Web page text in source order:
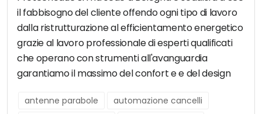
il fabbisogno del cliente offendo ogni tipo di lavoro
dalla ristrutturazione al efficientamento energetico
grazie al lavoro professionale di esperti qualificati
che operano con strumenti all'avanguardia
garantiamo il massimo del confort e e del design
antenne parabole
automazione cancelli